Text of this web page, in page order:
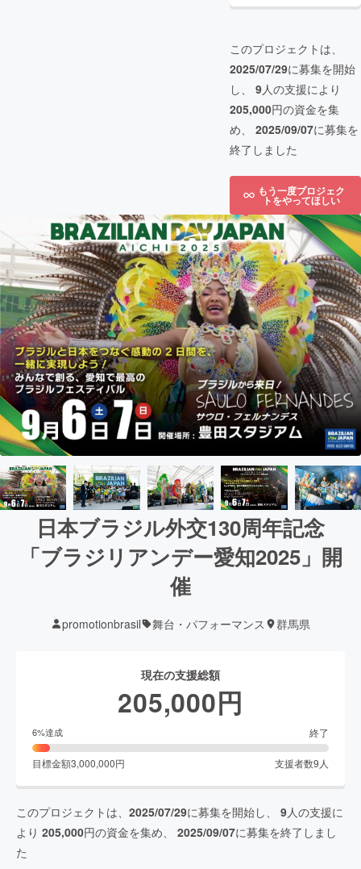
このプロジェクトは、
2025/07/29に募集を開始
し、 9人の支援により
205,000円の資金を集
め、 2025/09/07に募集を
終了しました
もう一度プロジェク
トをやってほしい
日本ブラジル外交130周年記念
「ブラジリアンデー愛知2025」開
催
promotionbrasil 舞台・パフォーマンス 群馬県
現在の支援総額
205,000円
6%達成 終了
目標金額3,000,000円 支援者数9 人
このプロジェクトは、 2025/07/29に募集を開始し、 9人の支援に
より 205,000円の資金を集め、 2025/09/07に募集を終了しまし
た